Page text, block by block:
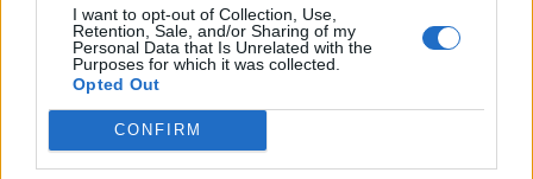
I want to opt-out of Collection, Use,
Retention, Sale, and/or Sharing of my
Personal Data that Is Unrelated with the
Purposes for which it was collected.
Opted Out
CONFIRM
Amire többmillióan vártunk: szombattól másodfokúra